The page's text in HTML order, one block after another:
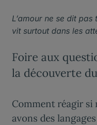
L’amour ne se dit
vit surtout dans les
Foire aux
la découverte
Comment réagir
avons des